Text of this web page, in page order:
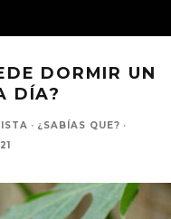
DORMIR UN
DÍA?
· ¿SABÍAS QUE? ·